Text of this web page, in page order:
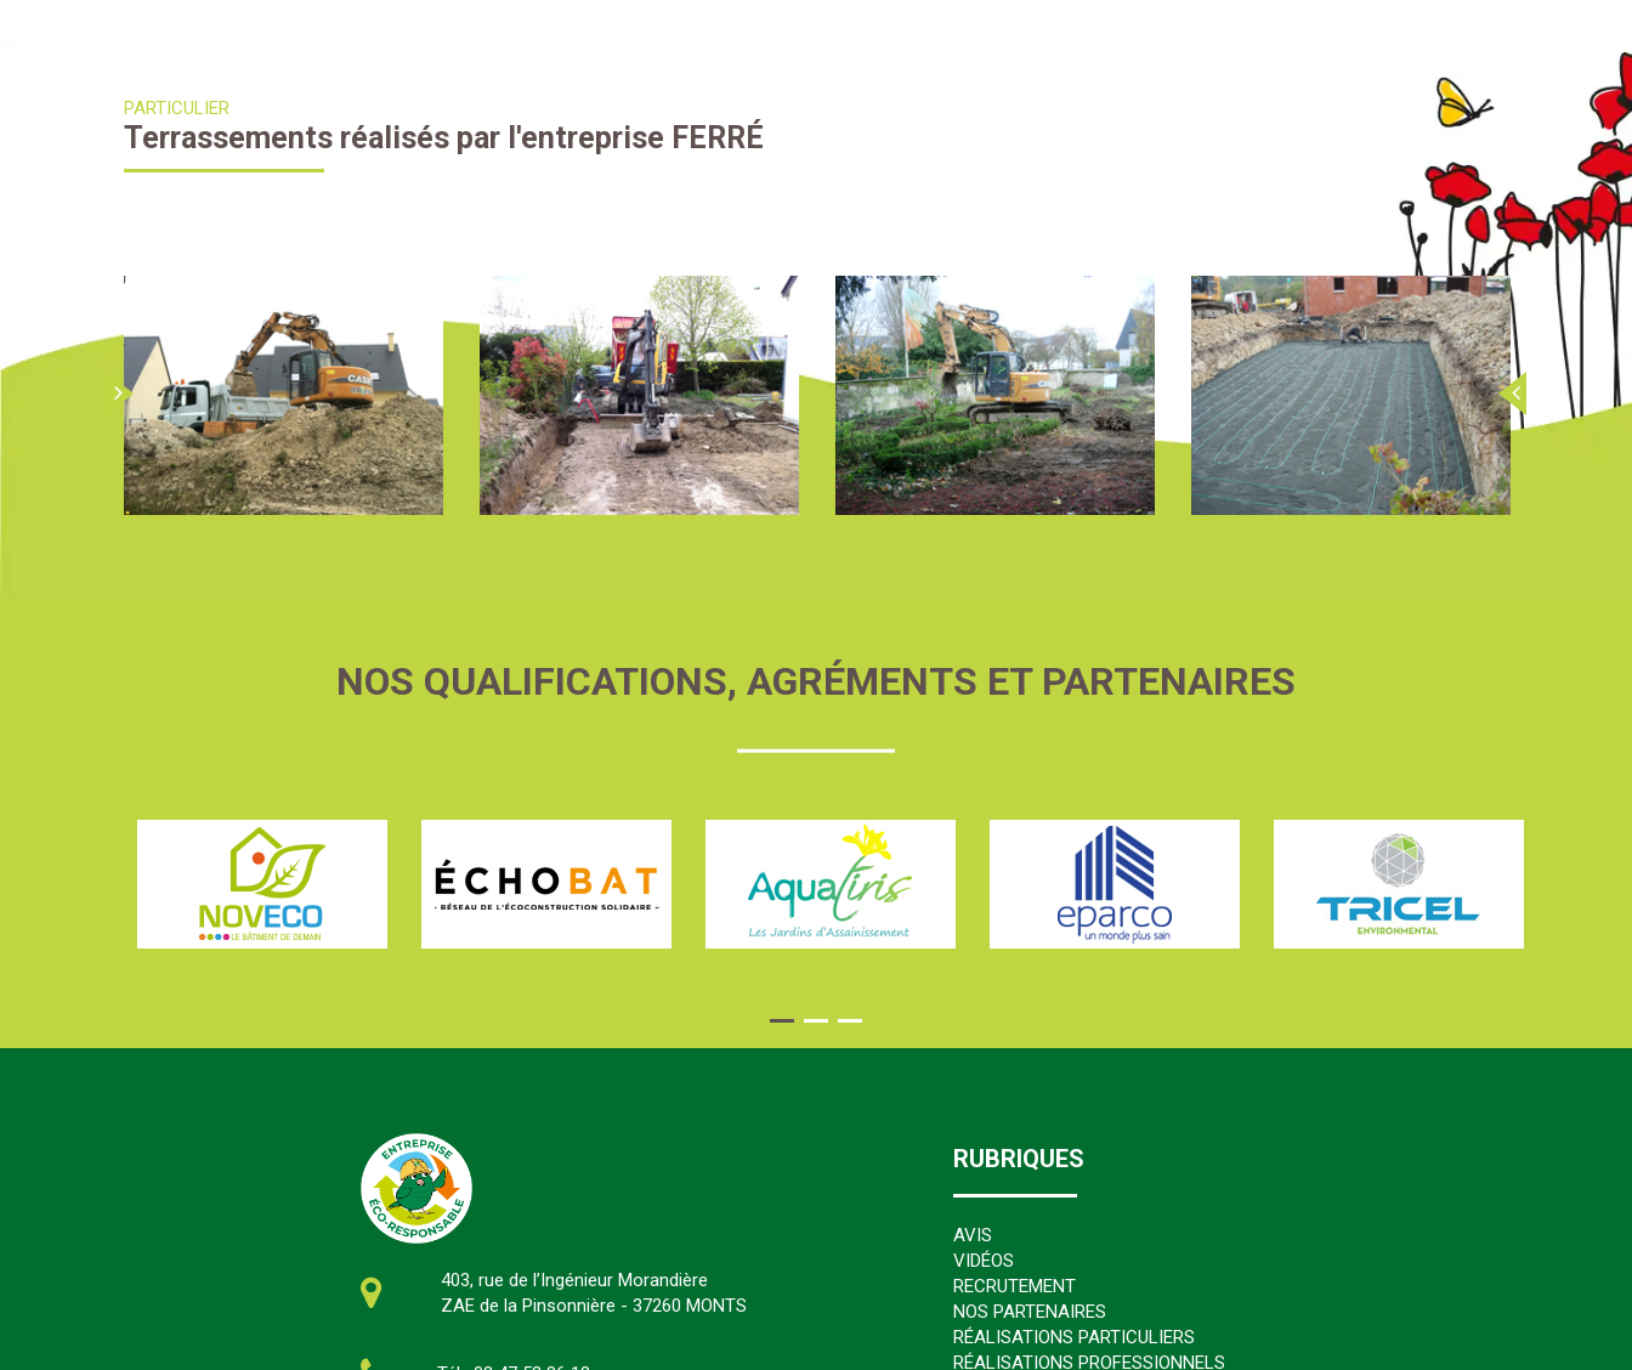
PARTICULIER
Terrassements réalisés par l'entreprise FERRÉ
NOS QUALIFICATIONS, AGRÉMENTS ET PARTENAIRES
403, rue de l’Ingénieur Morandière
ZAE de la Pinsonnière - 37260 MONTS
RUBRIQUES
AVIS
VIDÉOS
RECRUTEMENT
NOS PARTENAIRES
RÉALISATIONS PARTICULIERS
RÉALISATIONS PROFESSIONNELS